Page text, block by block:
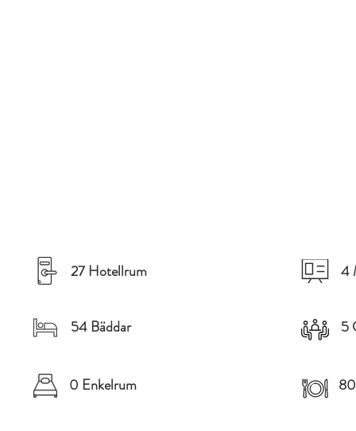
27 Hotellrum 4
54 Bäddar
0 Enkelrum
5